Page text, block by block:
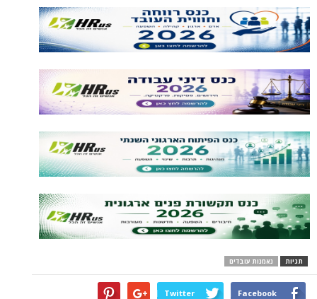
עובדים
Twitter